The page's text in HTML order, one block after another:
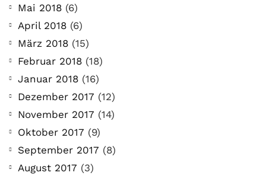
Mai 2018 (6)
April 2018 (6)
März 2018 (15)
Februar 2018 (18)
Januar 2018 (16)
Dezember 2017 (12)
November 2017 (14)
Oktober 2017 (9)
September 2017 (8)
August 2017 (3)